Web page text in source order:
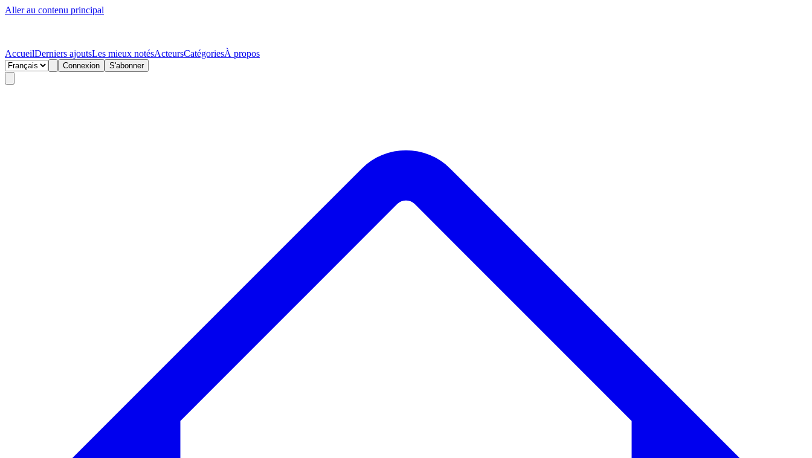
Aller au contenu principal
AccueilDerniers ajoutsLes mieux notésActeursCatégoriesÀ propos
Connexion S'abonner